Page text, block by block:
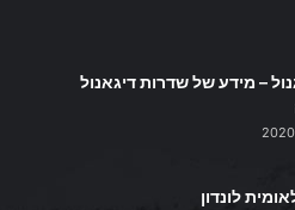
– מידע של שדרות דיגאנול
לונדון